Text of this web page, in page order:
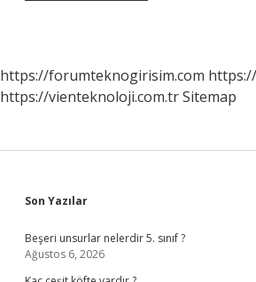
https://forumteknogirisim.com
https://vienteknoloji.com.trSitemap
Sidebar
Son Yazılar
Beşeri unsurlar nelerdir 5. sınıf ?
Ağustos 6, 2026